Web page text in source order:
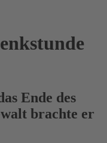
Ende des
brachte er